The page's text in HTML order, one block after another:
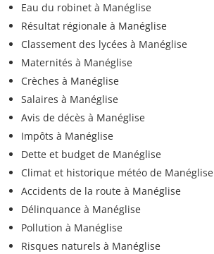
Eau du robinet à Manéglise
Résultat régionale à Manéglise
Classement des lycées à Manéglise
Maternités à Manéglise
Crèches à Manéglise
Salaires à Manéglise
Avis de décès à Manéglise
Impôts à Manéglise
Dette et budget de Manéglise
Climat et historique météo de Manéglise
Accidents de la route à Manéglise
Délinquance à Manéglise
Pollution à Manéglise
Risques naturels à Manéglise